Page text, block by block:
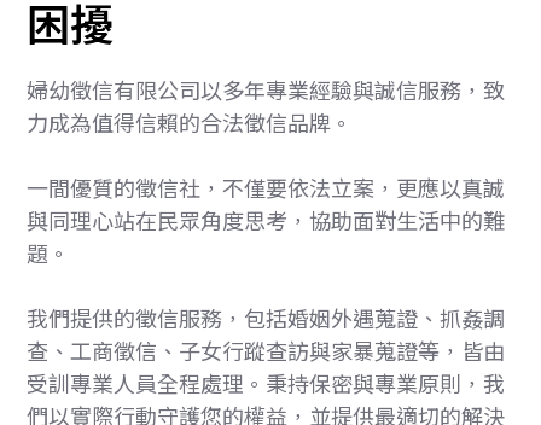
困擾
婦幼徵信有限公司以多年專業經驗與誠信服務，致
力成為值得信賴的合法徵信品牌。
一間優質的徵信社，不僅要依法立案，更應以真誠
與同理心站在民眾角度思考，協助面對生活中的難
題。
我們提供的徵信服務，包括婚姻外遇蒐證、抓姦調
查、工商徵信、子女行蹤查訪與家暴蒐證等，皆由
受訓專業人員全程處理。秉持保密與專業原則，我
們以實際行動守護您的權益，並提供最適切的解決